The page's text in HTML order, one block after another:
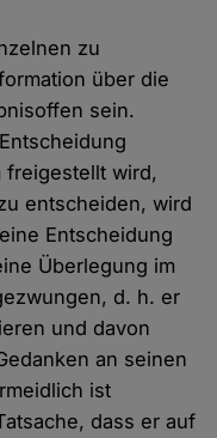
zu
über die
sein.
freigestellt wird,
entscheiden, wird
Entscheidung
Überlegung im
d. h. er
und davon
an seinen
ist
dass er auf